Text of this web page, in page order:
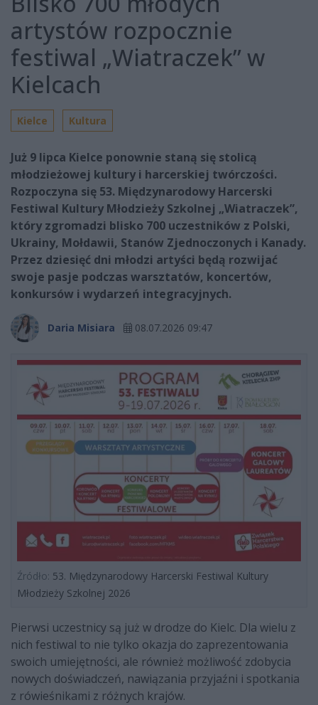
artystów rozpocznie
festiwal „Wiatraczek” w
Kielcach
Kielce Kultura
Już 9 lipca Kielce ponownie staną się stolicą
młodzieżowej kultury i harcerskiej twórczości.
Rozpoczyna się 53. Międzynarodowy Harcerski
Festiwal Kultury Młodzieży Szkolnej „Wiatraczek”,
który zgromadzi blisko 700 uczestników z Polski,
Ukrainy, Mołdawii, Stanów Zjednoczonych i Kanady.
Przez dziesięć dni młodzi artyści będą rozwijać
swoje pasje podczas warsztatów, koncertów,
konkursów i wydarzeń integracyjnych.
Daria Misiara 08.07.2026 09:47
Źródło: 53. Międzynarodowy Harcerski Festiwal Kultury
Młodzieży Szkolnej 2026
Pierwsi uczestnicy są już w drodze do Kielc. Dla wielu z
nich festiwal to nie tylko okazja do zaprezentowania
swoich umiejętności, ale również możliwość zdobycia
nowych doświadczeń, nawiązania przyjaźni i spotkania
z rówieśnikami z różnych krajów.